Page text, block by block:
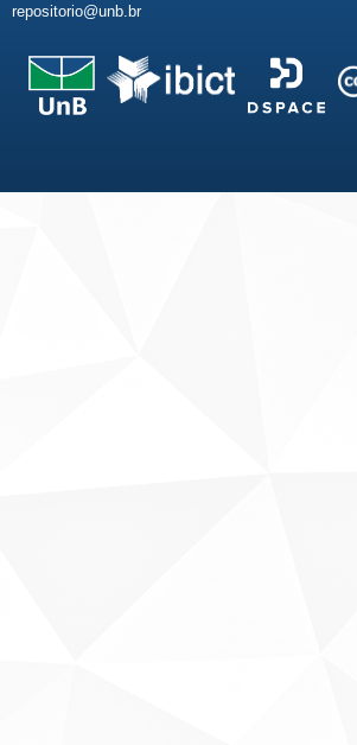
repositorio@unb.br